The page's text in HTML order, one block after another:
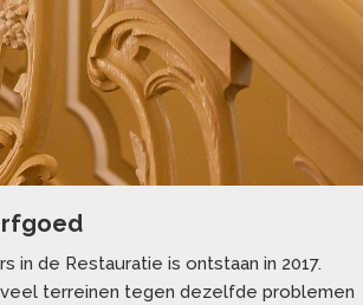
in de Restauratie is ontstaan in 2017.
terreinen tegen dezelfde problemen